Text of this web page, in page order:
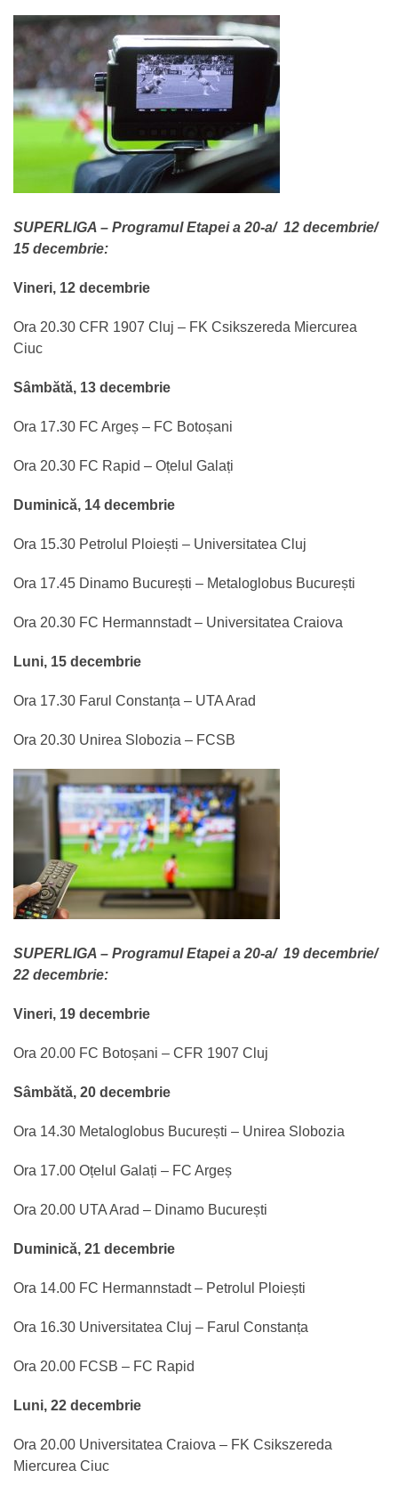
SUPERLIGA – Programul Etapei a 20-a/ 12 decembrie/
15 decembrie:
Vineri, 12 decembrie
Ora 20.30 CFR 1907 Cluj – FK Csikszereda Miercurea
Ciuc
Sâmbătă, 13 decembrie
Ora 17.30 FC Argeș – FC Botoșani
Ora 20.30 FC Rapid – Oțelul Galați
Duminică, 14 decembrie
Ora 15.30 Petrolul Ploiești – Universitatea Cluj
Ora 17.45 Dinamo București – Metaloglobus București
Ora 20.30 FC Hermannstadt – Universitatea Craiova
Luni, 15 decembrie
Ora 17.30 Farul Constanța – UTA Arad
Ora 20.30 Unirea Slobozia – FCSB
SUPERLIGA – Programul Etapei a 20-a/ 19 decembrie/
22 decembrie:
Vineri, 19 decembrie
Ora 20.00 FC Botoșani – CFR 1907 Cluj
Sâmbătă, 20 decembrie
Ora 14.30 Metaloglobus București – Unirea Slobozia
Ora 17.00 Oțelul Galați – FC Argeș
Ora 20.00 UTA Arad – Dinamo București
Duminică, 21 decembrie
Ora 14.00 FC Hermannstadt – Petrolul Ploiești
Ora 16.30 Universitatea Cluj – Farul Constanța
Ora 20.00 FCSB – FC Rapid
Luni, 22 decembrie
Ora 20.00 Universitatea Craiova – FK Csikszereda
Miercurea Ciuc